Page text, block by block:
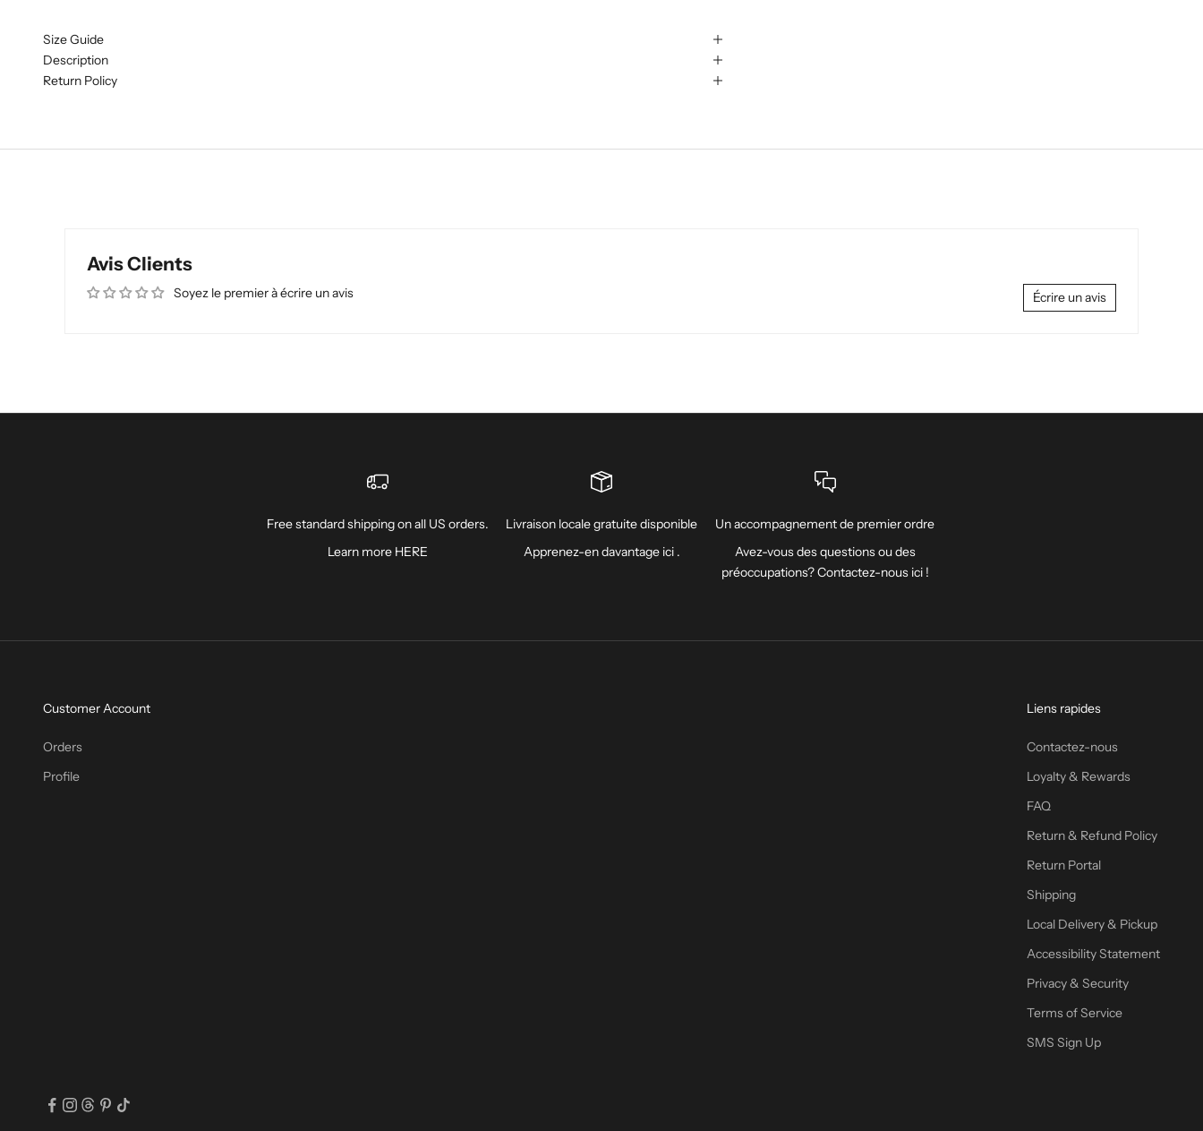
Size Guide
Description
Return Policy
Avis Clients
Soyez le premier à écrire un avis Écrire un avis
Free standard shipping on all US orders.
Learn more HERE
Livraison locale gratuite disponible
Apprenez-en davantage ici.
Un accompagnement de premier ordre
Avez-vous des questions ou des
préoccupations? Contactez-nous ici!
Customer Account
Orders
Profile
Liens rapides
Contactez-nous
Loyalty & Rewards
FAQ
Return & Refund Policy
Return Portal
Shipping
Local Delivery & Pickup
Accessibility Statement
Privacy & Security
Terms of Service
SMS Sign Up